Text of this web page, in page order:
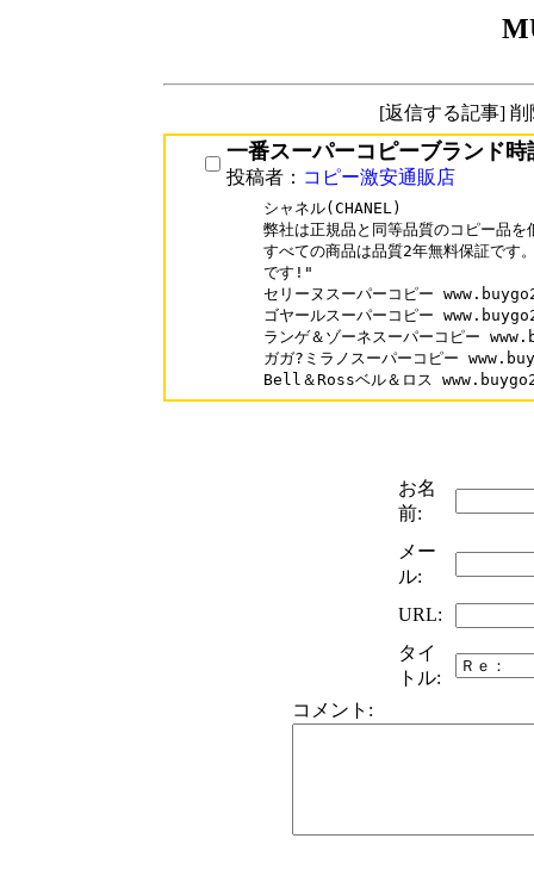
[返信する記事]
一番スーパーコピーブランド時
投稿者： コピー激安通販店
シャネル(CHANEL)
弊社は正規品と同等品質のコピー品
すべての商品は品質2年無料保証です
です!"
セリーヌスーパーコピー
ゴヤールスーパーコピー
ランゲ＆ゾーネスーパーコピー
ガガ?ミラノスーパーコピー
お名
前:
メー
ル:
URL:
タイ
トル:
コメント: